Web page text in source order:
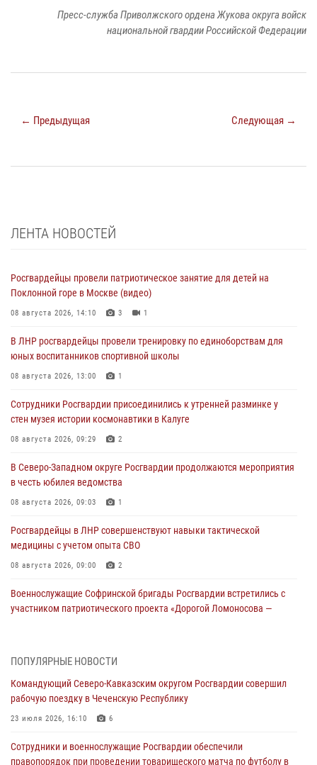
Пресс-служба Приволжского ордена Жукова округа войск
национальной гвардии Российской Федерации
← Предыдущая Следующая →
ЛЕНТА НОВОСТЕЙ
Росгвардейцы провели патриотическое занятие для детей на
Поклонной горе в Москве (видео)
08 августа 2026, 14:10 3 1
В ЛНР росгвардейцы провели тренировку по единоборствам для
юных воспитанников спортивной школы
08 августа 2026, 13:00 1
Сотрудники Росгвардии присоединились к утренней разминке у
стен музея истории космонавтики в Калуге
08 августа 2026, 09:29 2
В Северо-Западном округе Росгвардии продолжаются мероприятия
в честь юбилея ведомства
08 августа 2026, 09:03 1
Росгвардейцы в ЛНР совершенствуют навыки тактической
медицины с учетом опыта СВО
08 августа 2026, 09:00 2
Военнослужащие Софринской бригады Росгвардии встретились с
участником патриотического проекта «Дорогой Ломоносова —
Кузбассе
08 августа 2026, 07:00
исполнилось 20 лет
ПОПУЛЯРНЫЕ НОВОСТИ
Командующий Северо-Кавказским округом Росгвардии совершил
рабочую поездку в Чеченскую Республику
23 июля 2026, 16:10 6
Сотрудники и военнослужащие Росгвардии обеспечили
правопорядок при проведении товарищеского матча по футболу в